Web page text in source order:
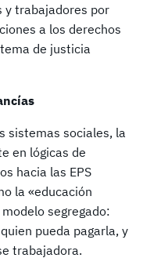
y trabajadores por
a los derechos
de justicia
sistemas sociales, la
en lógicas de
hacia las EPS
la «educación
segregado:
pueda pagarla, y
trabajadora.